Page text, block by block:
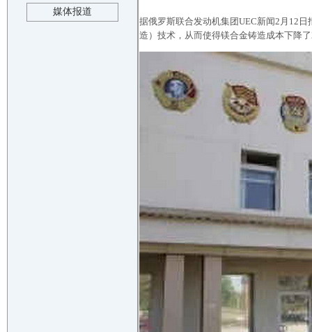
媒体报道
据俄罗斯联合发动机集团UEC新闻2月12
造）技术，从而使得镁合金铸造成本下降